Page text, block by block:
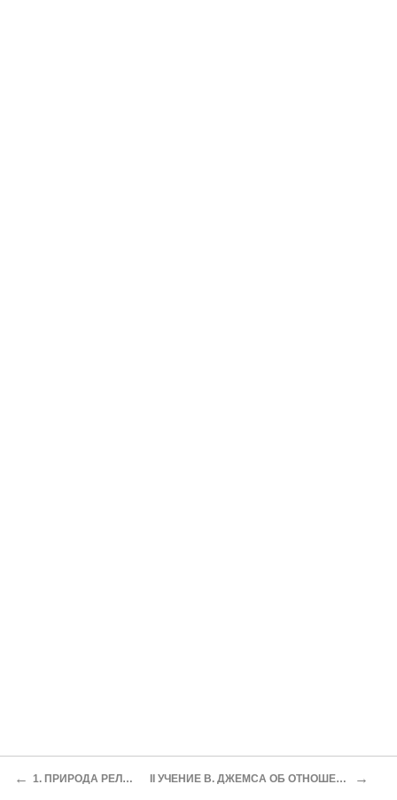
← 1. ПРИРОДА РЕЛИГИОЗНОГО ОПЫТА II УЧЕНИЕ В. ДЖЕМСА ОБ ОТНОШЕНИИ МЕЖДУ РЕЛИГИЕЙ И НАУКОЙ →